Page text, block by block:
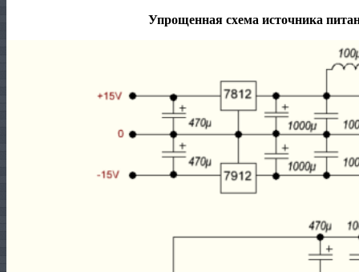
Упрощенная схема источника